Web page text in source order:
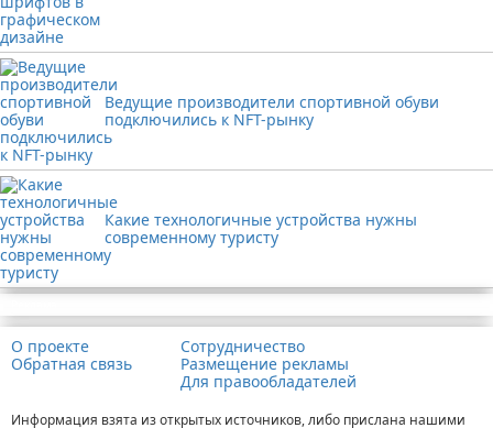
Ведущие производители спортивной обуви
подключились к NFT-рынку
Какие технологичные устройства нужны
современному туристу
О проекте
Обратная связь
Сотрудничество
Размещение рекламы
Для правообладателей
Информация взята из открытых источников, либо прислана нашими